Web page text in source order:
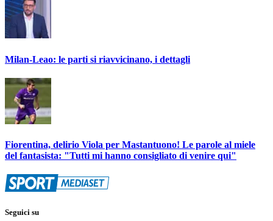
Milan-Leao: le parti si riavvicinano, i dettagli
Fiorentina, delirio Viola per Mastantuono! Le parole al miele
del fantasista: "Tutti mi hanno consigliato di venire qui"
Seguici su